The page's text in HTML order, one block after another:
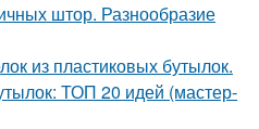
штор. Разнообразие
из пластиковых бутылок.
ТОП 20 идей (мастер-